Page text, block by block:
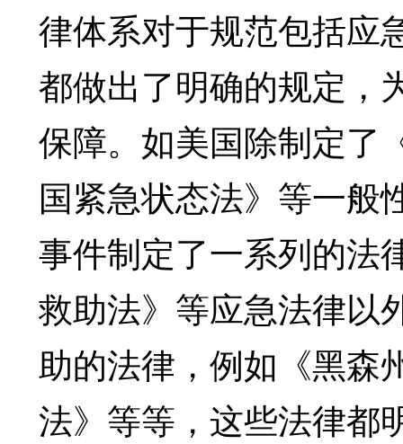
律体系对于规范包括应
都做出了明确的规定，
保障。如美国除制定了
国紧急状态法》等一般
事件制定了一系列的法
救助法》等应急法律以
助的法律，例如《黑森
法》等等，这些法律都